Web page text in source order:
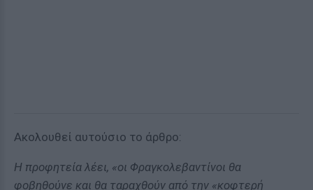
Ακολουθεί αυτούσιο το άρθρο:
Η προφητεία λέει, «οι Φραγκολεβαντίνοι θα
φοβηθούνε και θα ταραχθούν από την «κοφτερή